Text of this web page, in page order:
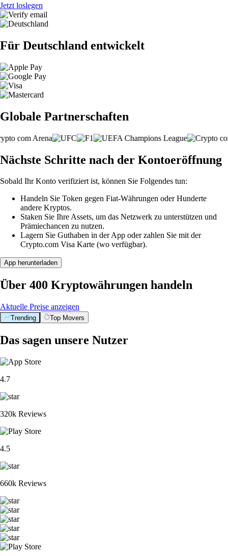
Jetzt loslegen
Für Deutschland entwickelt
Globale Partnerschaften
Nächste Schritte nach der Kontoeröffnung
Sobald Ihr Konto verifiziert ist, können Sie Folgendes tun:
Handeln Sie Token gegen Fiat-Währungen oder Hunderte
andere Kryptos.
Staken Sie Ihre Assets, um das Netzwerk zu unterstützen und
Prämiechancen zu nutzen.
Lagern Sie Guthaben in der App oder zahlen Sie mit der
Crypto.com Visa Karte (wo verfügbar).
App herunterladen
Über 400 Kryptowährungen handeln
Aktuelle Preise anzeigen
Trending Top Movers
Das sagen unsere Nutzer
4.7
320k Reviews
4.5
660k Reviews